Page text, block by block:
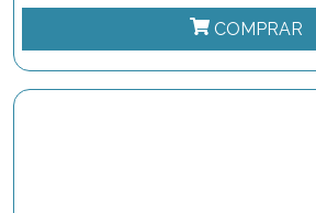
COMPRAR